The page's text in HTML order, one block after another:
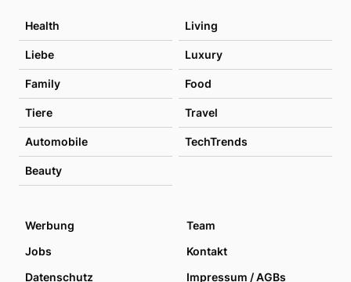
Health Living
Liebe Luxury
Family Food
Tiere Travel
Automobile TechTrends
Beauty
Werbung
Team
Jobs
Kontakt
Datenschutz
Impressum / AGBs